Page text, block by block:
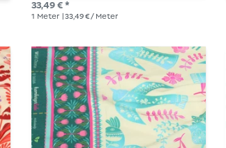
33,49 € *
1 Meter | 33,49 € / Meter